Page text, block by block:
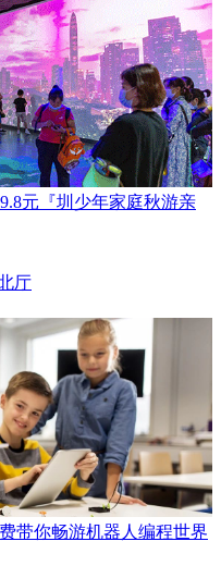
元『圳少年家庭秋游亲
厅
带你畅游机器人编程世界